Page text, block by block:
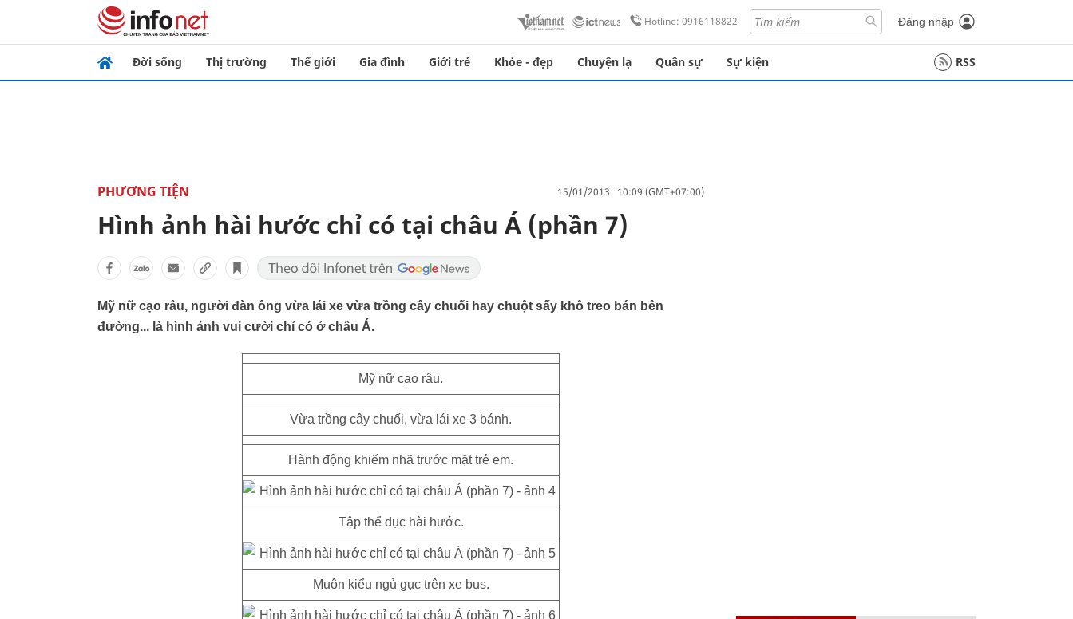
Hotline: 0916118822 Đăng nhập
Đời sống Thị trường Thế giới Gia đình Giới trẻ Khỏe - đẹp Chuyện lạ Quân sự Sự kiện RSS
PHƯƠNG TIỆN 15/01/2013 10:09 (GMT+07:00)
Hình ảnh hài hước chỉ có tại châu Á (phần 7)
Mỹ nữ cạo râu, người đàn ông vừa lái xe vừa trồng cây chuối hay chuột sấy khô treo bán bên
đường... là hình ảnh vui cười chỉ có ở châu Á.
Mỹ nữ cạo râu.
Vừa trồng cây chuối, vừa lái xe 3 bánh.
Hành động khiếm nhã trước mặt trẻ em.
Tập thể dục hài hước.
Muôn kiểu ngủ gục trên xe bus.